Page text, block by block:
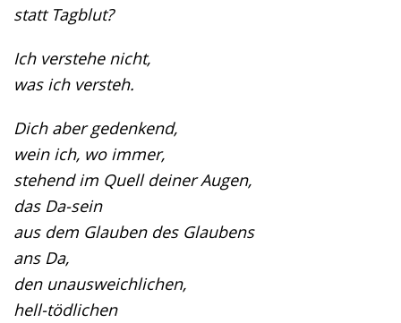
statt Tagblut?
Ich verstehe nicht,
was ich versteh.
Dich aber gedenkend,
wein ich, wo immer,
stehend im Quell deiner Augen,
das Da-sein
aus dem Glauben des Glaubens
ans Da,
den unausweichlichen,
hell-tödlichen